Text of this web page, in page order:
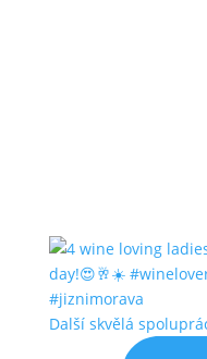
Další skvělá